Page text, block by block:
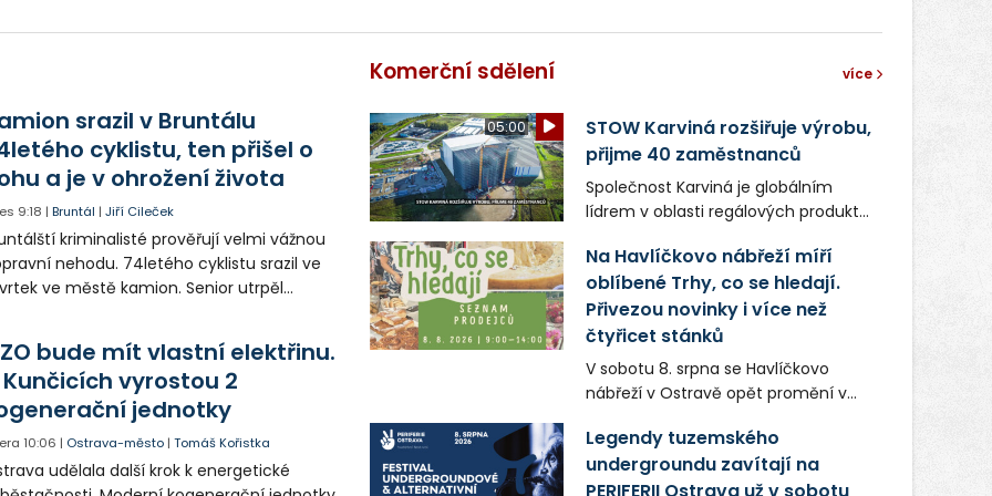
srazil v Bruntálu
cyklistu, ten přišel o
a je v ohrožení života
9:18 |Bruntál |Jiří Cileček
kriminalisté prověřují velmi vážnou
nehodu. 74letého cyklistu srazil ve
ve městě kamion. Senior utrpěl
případné svědky.
bude mít vlastní elektřinu.
Kunčicích vyrostou 2
jednotky
10:06 | Ostrava-město |Tomáš Kořistka
udělala další krok k energetické
Komerční sdělení více
05:00
STOW Karviná rozšiřuje výrobu,
přijme 40 zaměstnanců
Společnost Karviná je globálním
lídrem v oblasti regálových produktů
zaměstnavatelem na Karvinsku a
firmou s obrovským potenciálem.
Na Havlíčkovo nábřeží míří
oblíbené Trhy, co se hledají.
Přivezou novinky i více než
čtyřicet stánků
V sobotu 8. srpna se Havlíčkovo
nábřeží v Ostravě opět promění v
lokálních výrobků. Trhy, co se hledají
tentokrát nabídnou více než čtyřicet
pečlivě vybraných stánků s kvalitní
Legendy tuzemského
undergroundu zavítají na
PERIFERII Ostrava už v sobotu